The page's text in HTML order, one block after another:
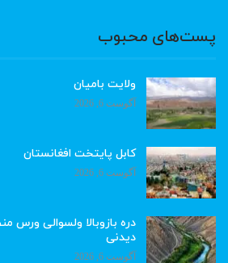
پست‌های محبوب
ولایت بامیان
آگوست 6, 2026
کابل پایتخت افغانستان
آگوست 6, 2026
دره بازوبالا ولسوالی ورس
دیدنی
آگوست 6, 2026